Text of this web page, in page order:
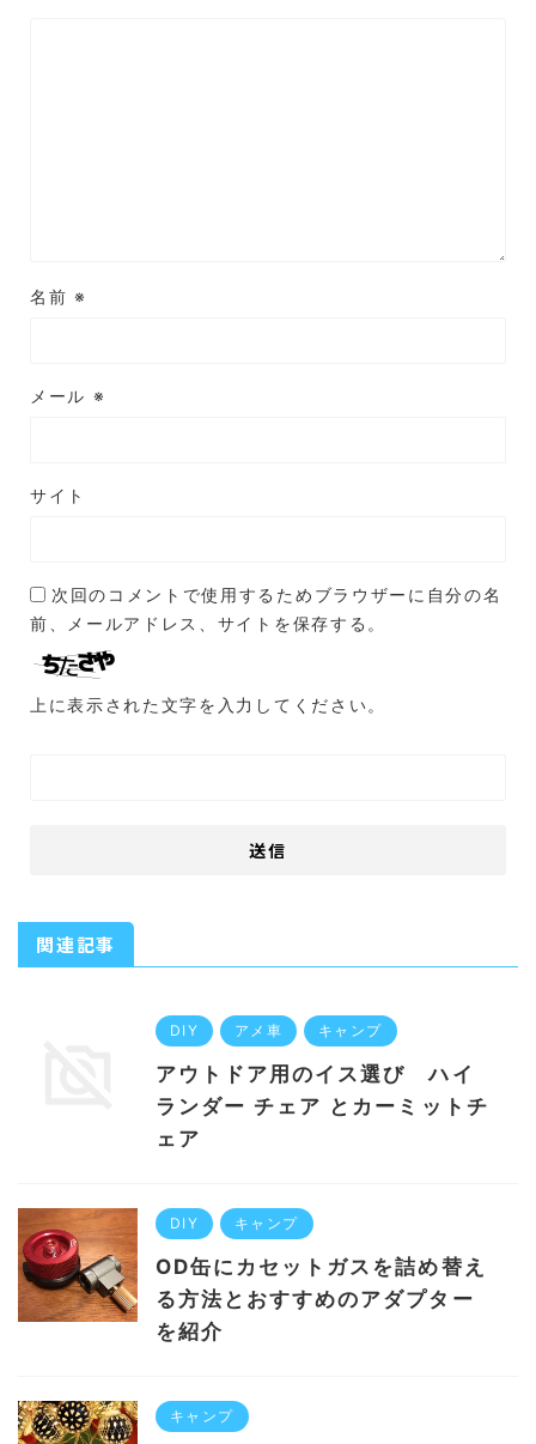
名前※
メール ※
サイト
次回のコメントで使用するためブラウザーに自分の名
前、メールアドレス、サイトを保存する。
上に表示された文字を入力してください。
関連記事
DIY アメ車 キャンプ
アウトドア用のイス選び ハイ
ランダー チェア とカーミットチ
ェア
DIY キャンプ
OD缶にカセットガスを詰め替え
る方法とおすすめのアダプター
を紹介
キャンプ